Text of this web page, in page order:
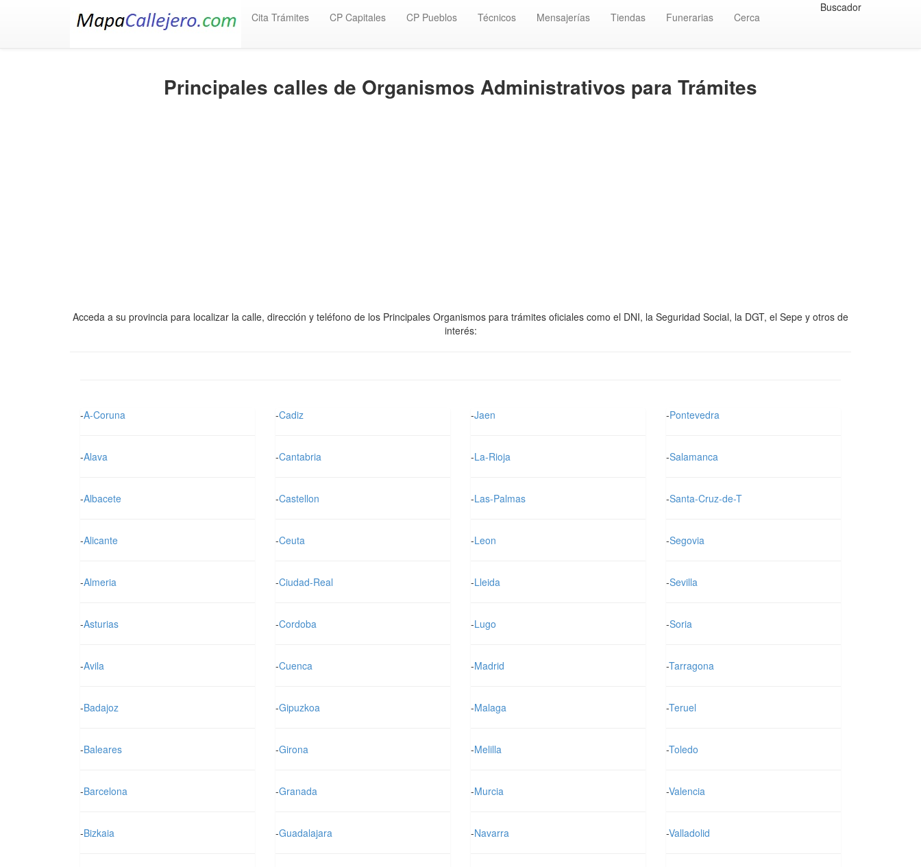
Cita Trámites CP Capitales CP Pueblos Técnicos Mensajerías Tiendas Funerarias Cerca
Buscador
Principales calles de Organismos Administrativos para Trámites
Acceda a su provincia para localizar la calle, dirección y teléfono de los Principales Organismos para trámites oficiales como el DNI, la Seguridad Social, la DGT, el Sepe y otros de
interés:
-A-Coruna
-Alava
-Albacete
-Alicante
-Almeria
-Asturias
-Avila
-Badajoz
-Baleares
-Barcelona
-Bizkaia
-Cadiz
-Cantabria
-Castellon
-Ceuta
-Ciudad-Real
-Cordoba
-Cuenca
-Gipuzkoa
-Girona
-Granada
-Guadalajara
-Jaen
-La-Rioja
-Las-Palmas
-Leon
-Lleida
-Lugo
-Madrid
-Malaga
-Melilla
-Murcia
-Navarra
-Pontevedra
-Salamanca
-Santa-Cruz-de-T
-Segovia
-Sevilla
-Soria
-Tarragona
-Teruel
-Toledo
-Valencia
-Valladolid